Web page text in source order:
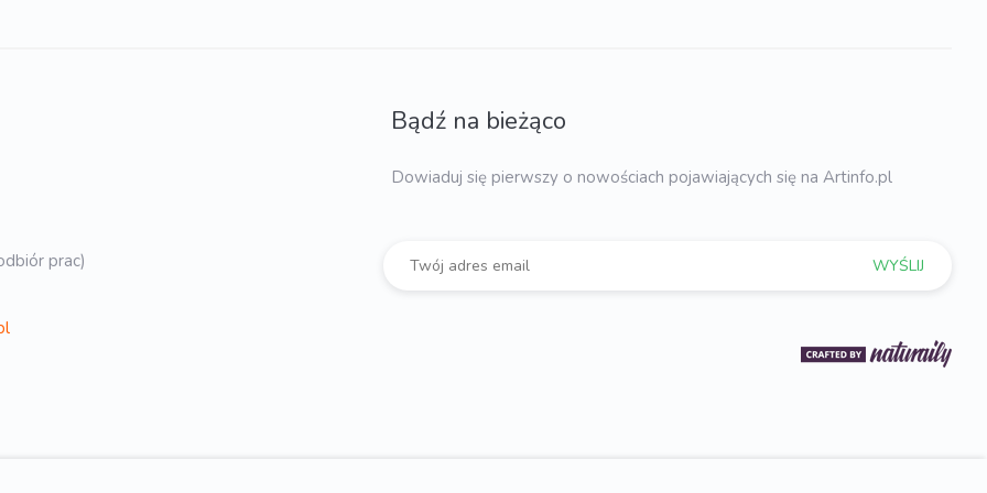
prac)
Bądź na bieżąco
Dowiaduj się pierwszy o nowościach pojawiających się na Artinfo.pl
WYŚLIJ